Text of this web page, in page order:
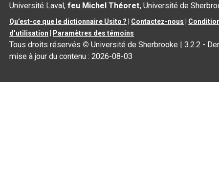
Université Laval,feu Michel Théoret, Université de
Qu’est-ce que le dictionnaire Usito ? Contactez-nous
d’utilisation
Paramètres des témoins
Tous droits réservés © Université de Sherbrooke |3.2.2 -
mise à jour du contenu :2026-08-03